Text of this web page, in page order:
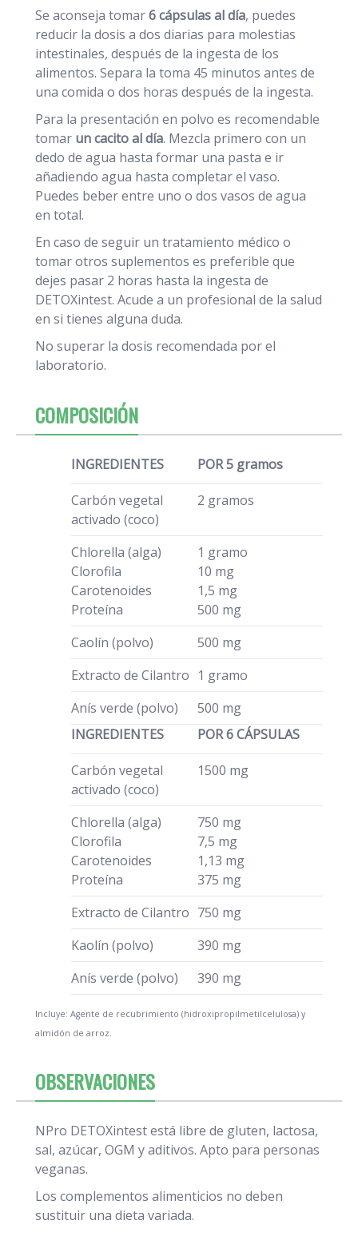
Se aconseja tomar6 cápsulas al día, puedes
reducir la dosis a dos diarias para molestias
intestinales, después de la ingesta de los
alimentos. Separa la toma 45 minutos antes de
una comida o dos horas después de la ingesta.
Para la presentación en polvo es recomendable
tomar un cacito al día. Mezcla primero con un
dedo de agua hasta formar una pasta e ir
añadiendo agua hasta completar el vaso.
Puedes beber entre uno o dos vasos de agua
en total.
En caso de seguir un tratamiento médico o
tomar otros suplementos es preferible que
dejes pasar 2 horas hasta la ingesta de
DETOXintest. Acude a un profesional de la salud
en si tienes alguna duda.
No superar la dosis recomendada por el
laboratorio.
COMPOSICIÓN
INGREDIENTES POR 5 gramos
Carbón vegetal
activado (coco)
2 gramos
Chlorella (alga)
Clorofila
Carotenoides
Proteína
1 gramo
10 mg
1,5 mg
500 mg
Caolín (polvo)
500 mg
Extracto de Cilantro 1 gramo
Anís verde (polvo)
500 mg
INGREDIENTES
POR 6 CÁPSULAS
Carbón vegetal
activado (coco)
1500 mg
Chlorella (alga)
Clorofila
Carotenoides
Proteína
750 mg
7,5 mg
1,13 mg
375 mg
Extracto de Cilantro 750 mg
Kaolín (polvo)
390 mg
Anís verde (polvo)
390 mg
Incluye: Agente de recubrimiento (hidroxipropilmetilcelulosa) y
almidón de arroz.
OBSERVACIONES
NPro DETOXintest está libre de gluten, lactosa,
sal, azúcar, OGM y aditivos. Apto para personas
veganas.
Los complementos alimenticios no deben
sustituir una dieta variada.